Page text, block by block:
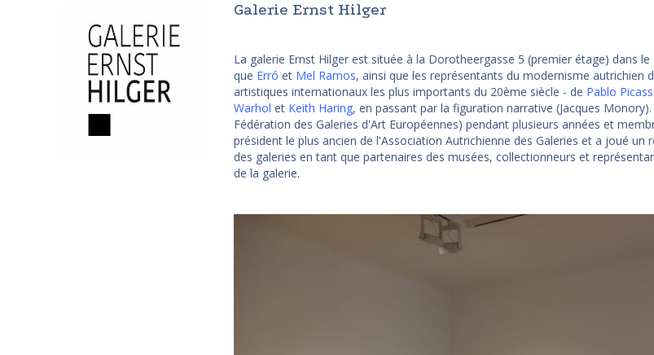
Galerie Ernst Hilger
La galerie Ernst Hilger est située à la Dorotheergasse 5 (premier étage) dans
que Erró et Mel Ramos, ainsi que les représentants du modernisme autrichien
artistiques internationaux les plus importants du 20ème siècle - de Pablo
Warhol et Keith Haring, en passant par la figuration narrative (Jacques
Fédération des Galeries d'Art Européennes) pendant plusieurs années et
président le plus ancien de l'Association Autrichienne des Galeries et a joué
des galeries en tant que partenaires des musées, collectionneurs et
de la galerie.